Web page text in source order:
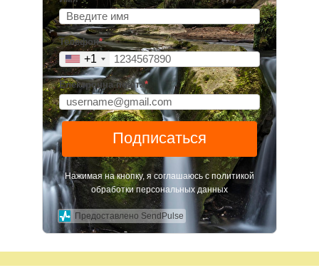
Телефон*
+1
Електронна пошта*
Подписаться
Нажимая на кнопку, я соглашаюсь с политикой
обработки персональных данных
Предоставлено SendPulse